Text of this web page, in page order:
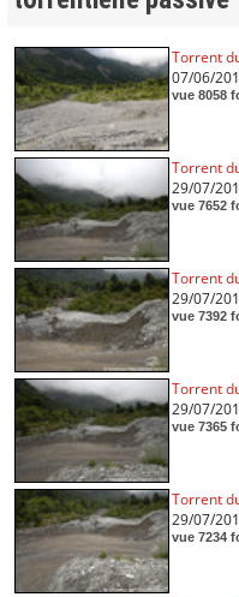
Torrent
07/06/
vue 8058
Torrent
29/07/
vue 7652
Torrent
29/07/
vue 7392
Torrent
29/07/
vue 7365
Torrent
29/07/
vue 7234